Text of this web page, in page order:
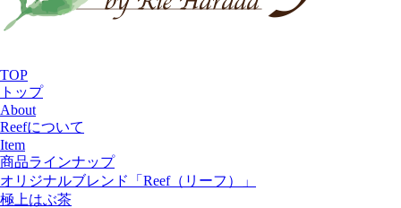
TOP
トップ
About
Reefについて
Item
商品ラインナップ
オリジナルブレンド「Reef（リーフ）」
極上はぶ茶